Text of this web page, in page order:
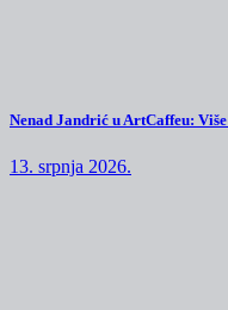
Nenad Jandrić u ArtCaffeu:
13. srpnja 2026.